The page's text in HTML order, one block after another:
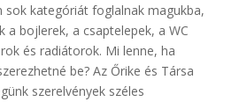
sok kategóriát foglalnak magukba,
a bojlerek, a csaptelepek, a WC
és radiátorok. Mi lenne, ha
be? Az Őrike és Társa
szerelvények széles